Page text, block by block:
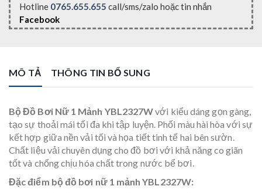
Hotline 0765.655.655 call/sms/zalo hoặc tin nhắn
Facebook
MÔ TẢ THÔNG TIN BỔ SUNG
Bộ Đồ Bơi Nữ 1 Mảnh YBL2327Wvới kiểu dáng gọn gàng,
tạo sự thoải mái tối đa khi tập luyện. Phối màu hài hòa với sự
kết hợp giữa nền vải tối và họa tiết tinh tế hai bên sườn.
Chất liệu vải chuyên dụng cho đồ bơi với khả năng co giãn
tốt và chống chịu hóa chất trong nước bể bơi.
Đặc điểm bộ đồ bơi nữ 1 mảnh YBL2327W: